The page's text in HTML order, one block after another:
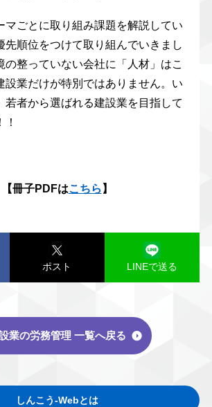
マごとに取り組み課題を解説してい
先順位をつけて取り組んでいきまし
の整っていない会社に「人材」はこ
設業だけが特別ではありません。い
若者から選ばれる建設業を目指して
【冊子PDFはこちら 】
ポスト LINEで送る
業の労務管理 一覧へ戻る
しんこう-Webとは